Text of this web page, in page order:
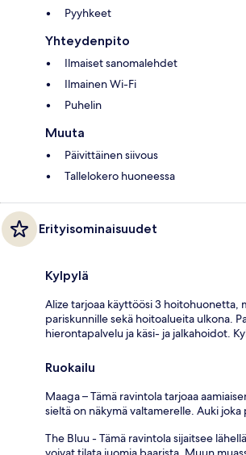
Pyyhkeet
Yhteydenpito
Ilmaiset sanomalehdet
Ilmainen Wi-Fi
Puhelin
Muuta
Päivittäinen siivous
Tallelokero huoneessa
Erityisominaisuudet
Kylpylä
Alize tarjoaa käyttöösi 3 hoitohuonetta,
pariskunnille sekä hoitoalueita ulkona.
hierontapalvelu ja käsi- ja jalkahoidot.
Ruokailu
Maaga – Tämä ravintola tarjoaa
sieltä on näkymä valtamerelle. Auki joka
The Bluu - Tämä ravintola sijaitsee